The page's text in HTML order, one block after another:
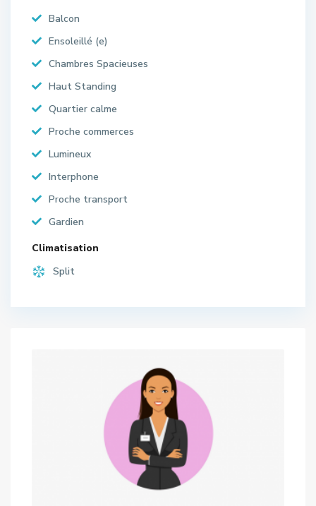
Balcon
Ensoleillé (e)
Chambres Spacieuses
Haut Standing
Quartier calme
Proche commerces
Lumineux
Interphone
Proche transport
Gardien
Climatisation
Split